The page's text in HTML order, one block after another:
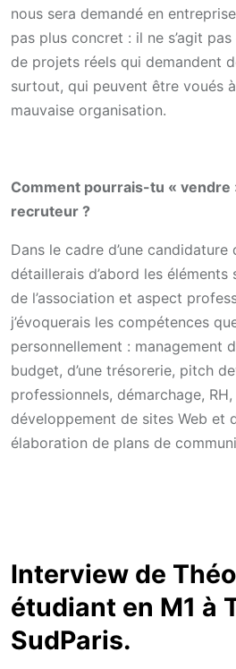
nous sera demandé en
pas plus concret : il ne s’agit pas
de projets réels qui demandent
surtout, qui peuvent être voués
mauvaise organisation.
Comment pourrais-tu « vendre
recruteur ?
Dans le cadre d’une candidature
détaillerais d’abord les
de l’association et aspect
j’évoquerais les compétences
personnellement : management
budget, d’une trésorerie, pitch
professionnels, démarchage,
développement de sites Web et
élaboration de plans de
Interview de
étudiant en M1 à
SudParis.